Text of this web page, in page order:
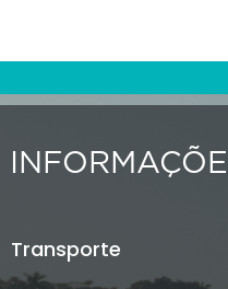
Transporte